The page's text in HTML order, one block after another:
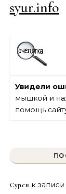
syur.info
Увидели
мышкой и
помощь
Сурен к записи